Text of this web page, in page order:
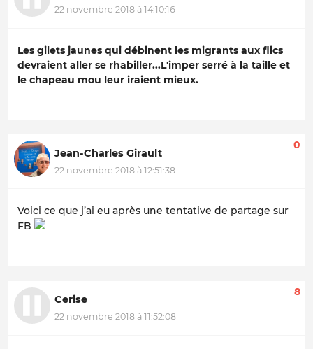
22 novembre 2018 à 14:10:16
Les gilets jaunes qui débinent les migrants aux flics
devraient aller se rhabiller...L'imper serré à la taille et
le chapeau mou leur iraient mieux.
Jean-Charles Girault
22 novembre 2018 à 12:51:38
0
Voici ce que j’ai eu après une tentative de partage sur
FB
Cerise
22 novembre 2018 à 11:52:08
8